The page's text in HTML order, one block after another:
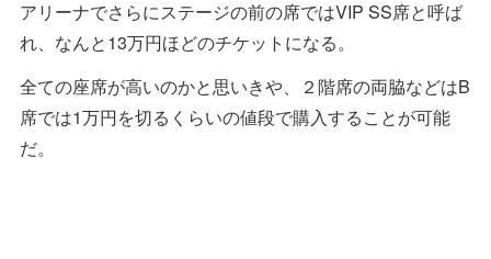
アリーナでさらにステージの前の席ではVIP SS席と呼ば
れ、なんと13万円ほどのチケットになる。
全ての座席が高いのかと思いきや、２階席の両脇などはB
席では1万円を切るくらいの値段で購入することが可能
だ。